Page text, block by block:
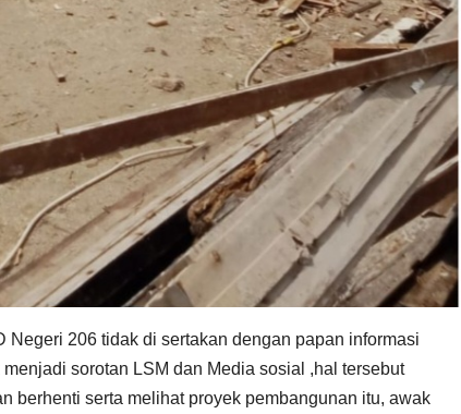
206 tidak di sertakan dengan papan informasi
sorotan LSM dan Media sosial ,hal tersebut
berhenti serta melihat proyek pembangunan itu, awak